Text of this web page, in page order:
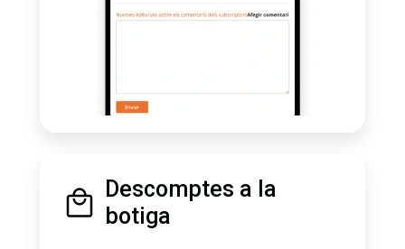
Descomptes a la
botiga